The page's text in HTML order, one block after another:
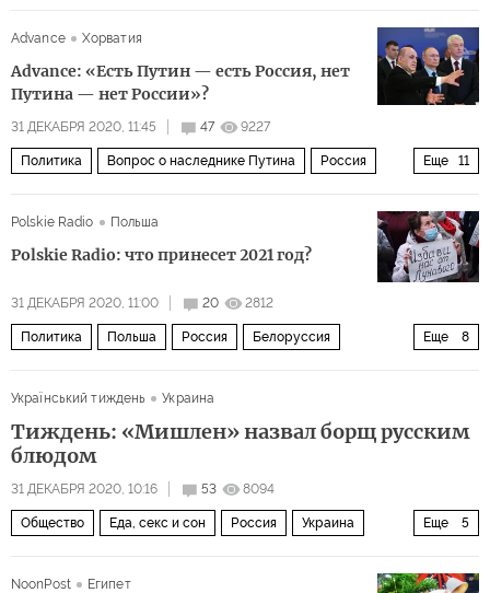
Advance
Хорватия
Advance: «Есть Путин — есть Россия, нет
Путина — нет России»?
31 ДЕКАБРЯ 2020, 11:45 47 9227
Еще 11
Политика Вопрос о наследнике Путина Россия
Валентина Матвиенко Дмитрий Медведев
Владимир Жириновский преемник
Polskie Radio Польша
Polskie Radio: что принесет 2021 год?
31 ДЕКАБРЯ 2020, 11:00 20 2812
Еще 8
Политика Польша Россия Белоруссия
преемник
Украïнський тиждень Украина
Тиждень: «Мишлен» назвал борщ русским
блюдом
31 ДЕКАБРЯ 2020, 10:16 53 8094
Еще 5
Общество Еда, секс и сон Россия Украина
NoonPost Египет